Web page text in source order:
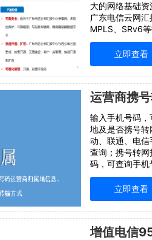
大的网络基础
广东电信云网
MPLS、SRv6
一站式接入专线
线就近接入连
资源，业务一键
理和
立即查看
运营商携
输入手机号码
地及是否携号
动、联通、电
查询；携号转
码，可查询手机
是否携号转网号
联通、电信手
询；携号转网查
业务中，涉及到
立即查看
增值电信